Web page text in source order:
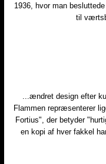
1936, hvor man
til
​...ændret design efter
Flammen repræsenterer
Fortius", der betyder
en kopi af hver fakkel